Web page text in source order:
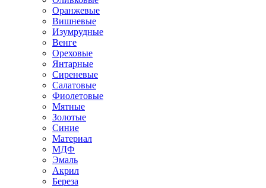
Оранжевые
Вишневые
Изумрудные
Венге
Ореховые
Янтарные
Сиреневые
Салатовые
Фиолетовые
Мятные
Золотые
Синие
Материал
МДФ
Эмаль
Акрил
Береза